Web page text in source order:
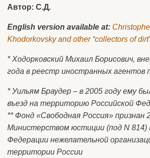
Автор: С.Д.
English version available at:
Khodorkovsky and other “collectors of
* Ходорковский Михаил Борисович,
года в реестр иностранных агентов
* Уильям Браудер – в 2005 году ему
въезд на территорию Российской
** Фонд «Свободная Россия» признан
Министерством юстиции (под N 814)
Федерации нежелательной
территории России